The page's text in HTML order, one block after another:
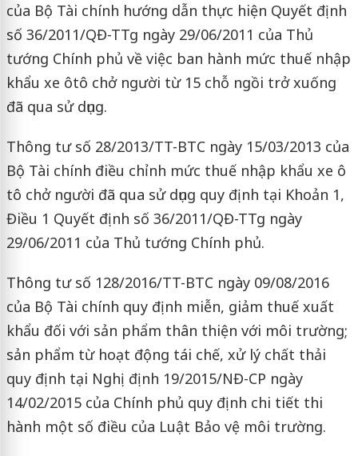
của Bộ Tài chính hướng dẫn thực hiện Quyết định
số 36/2011/QĐ-TTg ngày 29/06/2011 của Thủ
tướng Chính phủ về việc ban hành mức thuế nhập
khẩu xe ôtô chở người từ 15 chỗ ngồi trở xuống
đã qua sử dụng.
Thông tư số 28/2013/TT-BTC ngày 15/03/2013 của
Bộ Tài chính điều chỉnh mức thuế nhập khẩu xe ô
tô chở người đã qua sử dụng quy định tại Khoản 1,
Điều 1 Quyết định số 36/2011/QĐ-TTg ngày
29/06/2011 của Thủ tướng Chính phủ.
Thông tư số 128/2016/TT-BTC ngày 09/08/2016
của Bộ Tài chính quy định miễn, giảm thuế xuất
khẩu đối với sản phẩm thân thiện với môi trường;
sản phẩm từ hoạt động tái chế, xử lý chất thải
quy định tại Nghị định 19/2015/NĐ-CP ngày
14/02/2015 của Chính phủ quy định chi tiết thi
hành một số điều của Luật Bảo vệ môi trường.